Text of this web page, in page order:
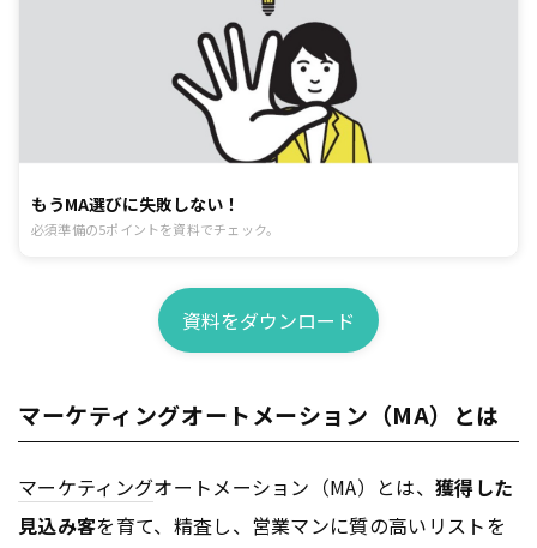
もうMA選びに失敗しない！
必須準備の5ポイントを資料でチェック。
資料をダウンロード
マーケティングオートメーション（MA）とは
マーケティングオートメーション（MA）とは、獲得した
見込み客を育て、精査し、営業マンに質の高いリストを